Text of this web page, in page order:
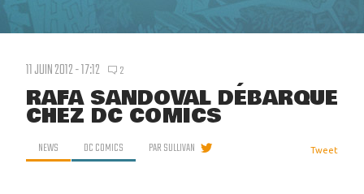
11 JUIN 2012 - 17:12 2
RAFA SANDOVAL DÉBARQUE
CHEZ DC COMICS
NEWS DC COMICS PARSULLIVAN Tweet